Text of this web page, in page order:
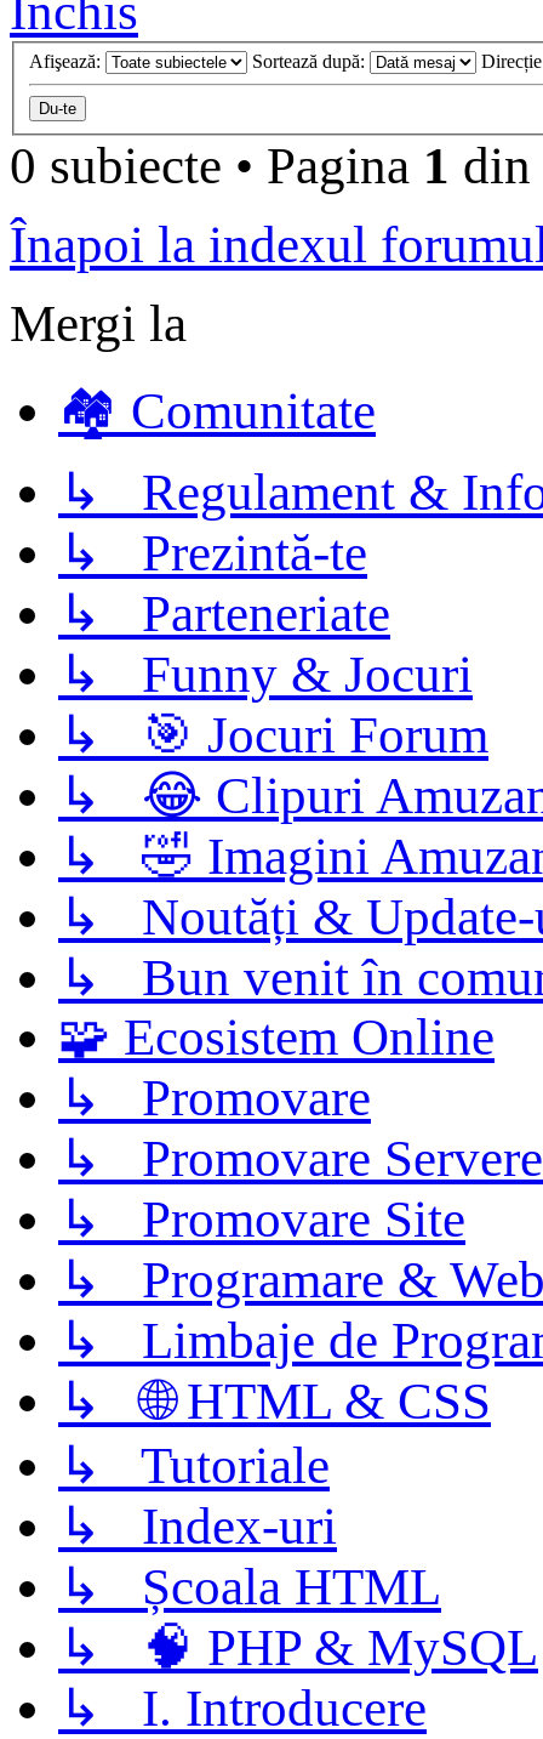
Închis
Afişează: Sortează după:
0 subiecte • Pagina 1 din
Înapoi la indexul
Mergi la
🏘️ Comunitate
↳ Regulament &
↳ Prezintă-te
↳ Parteneriate
↳ Funny & Jocuri
↳ 🎯 Jocuri Forum
↳ 😂 Clipuri
↳ 🤣 Imagini
↳ Noutăți &
↳ Bun venit în
🧩 Ecosistem Online
↳ Promovare
↳ Promovare Servere
↳ Promovare Site
↳ Programare &
↳ Limbaje de
↳ 🌐 HTML & CSS
↳ Tutoriale
↳ Index-uri
↳ Școala HTML
↳ 🧠 PHP & MySQL
↳ I. Introducere